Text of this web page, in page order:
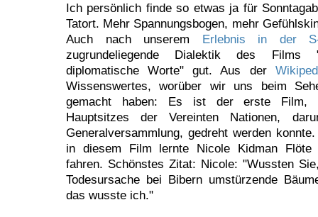
Ich persönlich finde so etwas ja für
Tatort. Mehr Spannungsbogen, mehr
Auch nach unserem Erlebnis in der S-
zugrundeliegende Dialektik des Films
diplomatische Worte" gut. Aus der
Wissenswertes, worüber wir uns beim
gemacht haben: Es ist der erste Film,
Hauptsitzes der Vereinten Nationen,
Generalversammlung, gedreht werden
in diesem Film lernte Nicole Kidman Flöte
fahren. Schönstes Zitat: Nicole: "Wussten
Todesursache bei Bibern umstürzende
das wusste ich."